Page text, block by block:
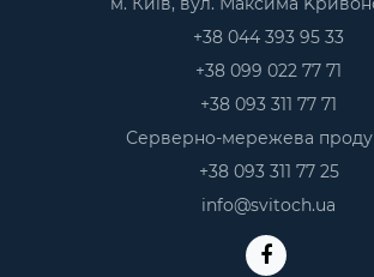
+38 044 393 95 33
+38 099 022 77 71
+38 093 311 77 71
Серверно-мережева
+38 093 311 77 25
info@svitoch.ua